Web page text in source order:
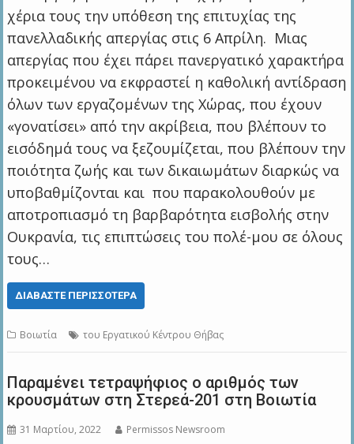
χέρια τους την υπόθεση της επιτυχίας της
πανελλαδικής απεργίας στις 6 Απρίλη. Μιας
απεργίας που έχει πάρει πανεργατικό χαρακτήρα
προκειμένου να εκφραστεί η καθολική αντίδραση
όλων των εργαζομένων της Χώρας, που έχουν
«γονατίσει» από την ακρίβεια, που βλέπουν το
εισόδημά τους να ξεζουμίζεται, που βλέπουν την
ποιότητα ζωής και των δικαιωμάτων διαρκώς να
υποβαθμίζονται και που παρακολουθούν με
αποτροπιασμό τη βαρβαρότητα εισβολής στην
Ουκρανία, τις επιπτώσεις του πολέ-μου σε όλους
τους…
ΔΙΑΒΆΣΤΕ ΠΕΡΙΣΣΌΤΕΡΑ
Βοιωτία του Εργατικού Κέντρου Θήβας
Παραμένει τετραψήφιος ο αριθμός των
κρουσμάτων στη Στερεά-201 στη Βοιωτία
31 Μαρτίου, 2022 Permissos Newsroom